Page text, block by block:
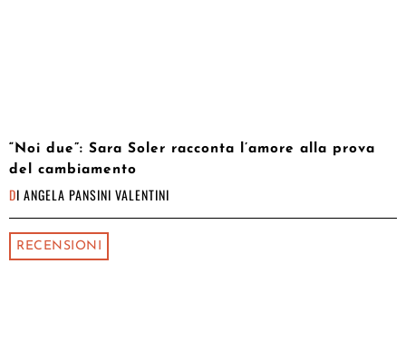
“Noi due”: Sara Soler racconta l’amore alla prova
del cambiamento
DI ANGELA PANSINI VALENTINI
RECENSIONI